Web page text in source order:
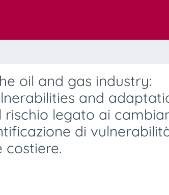
oil and gas industry:
and
rischio legato ai
di